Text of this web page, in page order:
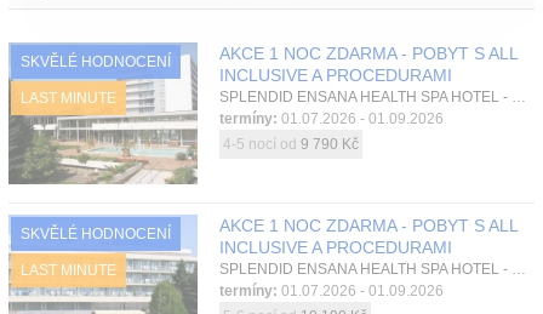
SKVĚLÉ HODNOCENÍ
LAST MINUTE
AKCE 1 NOC ZDARMA - POBYT S ALL
INCLUSIVE A PROCEDURAMI
SPLENDID ENSANA HEALTH SPA HOTEL - KŘÍDLO GRAND, Piešťany, Západní Slovensko, Slovensko
termíny: 01.07.2026 - 01.09.2026
4-5 nocí od 9 790 Kč
SKVĚLÉ HODNOCENÍ
LAST MINUTE
AKCE 1 NOC ZDARMA - POBYT S ALL
INCLUSIVE A PROCEDURAMI
SPLENDID ENSANA HEALTH SPA HOTEL - KŘÍDLO SPLENDID, Piešťany, Západní Slovensko, Slovensko
termíny: 01.07.2026 - 01.09.2026